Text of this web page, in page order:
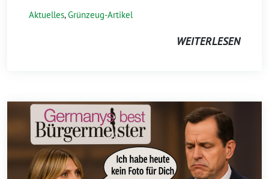
Aktuelles,Grünzeug-Artikel
WEITERLESEN